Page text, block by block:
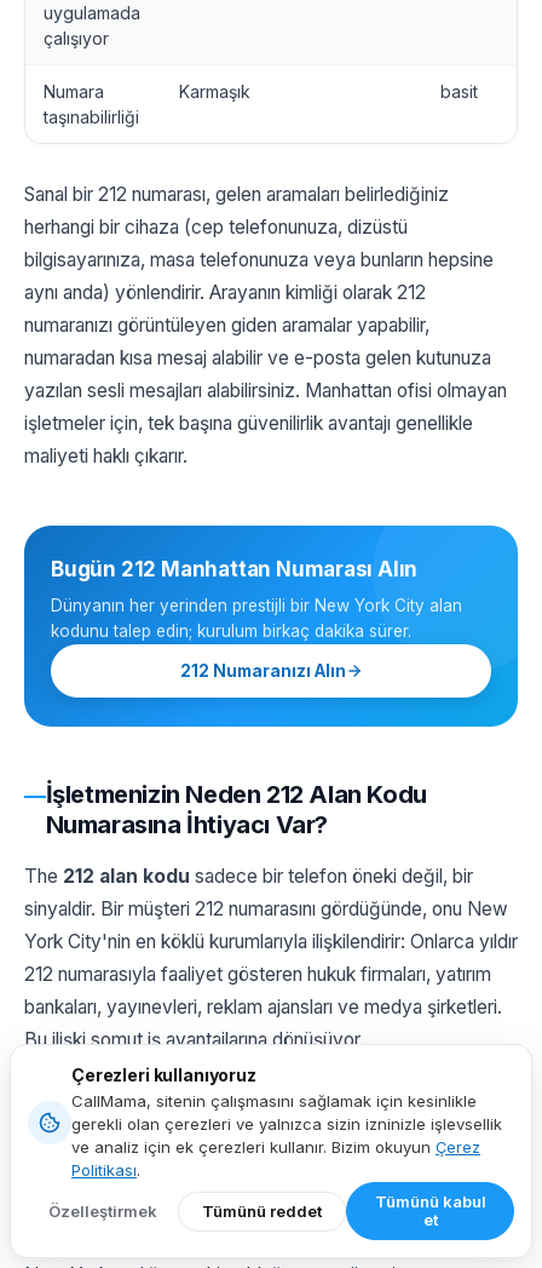
uygulamada
çalışıyor
Numara
taşınabilirliği
Karmaşık basit
Sanal bir 212 numarası, gelen aramaları belirlediğiniz
herhangi bir cihaza (cep telefonunuza, dizüstü
bilgisayarınıza, masa telefonunuza veya bunların hepsine
aynı anda) yönlendirir. Arayanın kimliği olarak 212
numaranızı görüntüleyen giden aramalar yapabilir,
numaradan kısa mesaj alabilir ve e-posta gelen kutunuza
yazılan sesli mesajları alabilirsiniz. Manhattan ofisi olmayan
işletmeler için, tek başına güvenilirlik avantajı genellikle
maliyeti haklı çıkarır.
Bugün 212 Manhattan Numarası Alın
Dünyanın her yerinden prestijli bir New York City alan
kodunu talep edin; kurulum birkaç dakika sürer.
212 Numaranızı Alın
İşletmenizin Neden 212 Alan Kodu
Numarasına İhtiyacı Var?
The 212 alan kodu sadece bir telefon öneki değil, bir
sinyaldir. Bir müşteri 212 numarasını gördüğünde, onu New
York City'nin en köklü kurumlarıyla ilişkilendirir: Onlarca yıldır
212 numarasıyla faaliyet gösteren hukuk firmaları, yatırım
bankaları, yayınevleri, reklam ajansları ve medya şirketleri.
Bu ilişki somut iş avantajlarına dönüşüyor.
Dünyanın En Rekabetçi Pazarında Anında
Güvenilirlik
New York City, Amerika Birleşik Devletleri'ndeki en
rekabetçi iş ortamıdır. Güvenilirliğin her şey olduğu bir
pazarda, 212 numarası ait olduğunuzu, gerçek ve köklü bir
Çerezleri kullanıyoruz
CallMama, sitenin çalışmasını sağlamak için kesinlikle
gerekli olan çerezleri ve yalnızca sizin izninizle işlevsellik
ve analiz için ek çerezleri kullanır. Bizim okuyun Çerez
Politikası.
Özelleştirmek Tümünü reddet
Tümünü kabul
et